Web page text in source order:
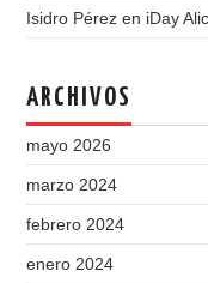
Isidro Pérez en iDay
ARCHIVOS
mayo 2026
marzo 2024
febrero 2024
enero 2024